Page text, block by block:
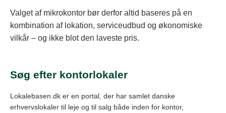
Valget af mikrokontor bør derfor altid baseres på en
kombination af lokation, serviceudbud og økonomiske
vilkår – og ikke blot den laveste pris.
Søg efter kontorlokaler
Lokalebasen.dk er en portal, der har samlet danske
erhvervslokaler til leje og til salg både inden for kontor,